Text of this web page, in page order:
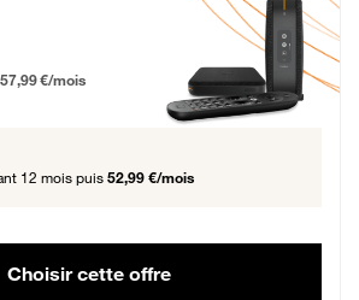
12 mois puis 57,99 € par mois, Engagement 12 mois
57,99 €/mois
12 mois puis 52,99 €/mois
Choisir cette offre